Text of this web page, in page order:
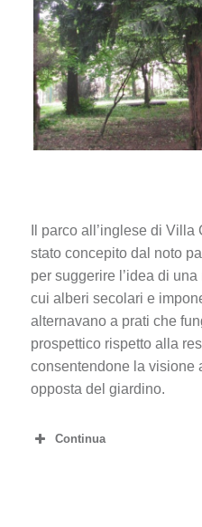
Il parco all’inglese di
stato concepito dal noto
per suggerire l’idea di
cui alberi secolari e
alternavano a prati che
prospettico rispetto alla
consentendone la visione
opposta del giardino.
Continua